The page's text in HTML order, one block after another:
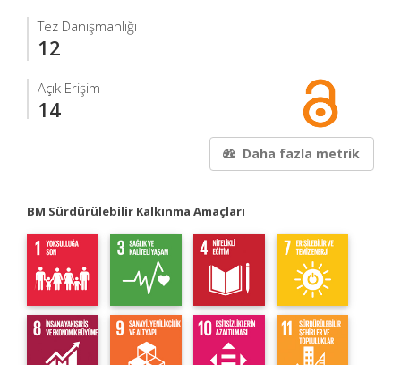
Tez Danışmanlığı
12
Açık Erişim
14
Daha fazla metrik
BM Sürdürülebilir Kalkınma Amaçları